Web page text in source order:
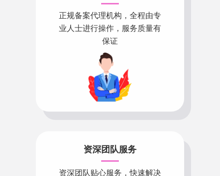
正规备案代理机构，全程由专
业人士进行操作，服务质量有
保证
资深团队服务
资深团队贴心服务，快速解决